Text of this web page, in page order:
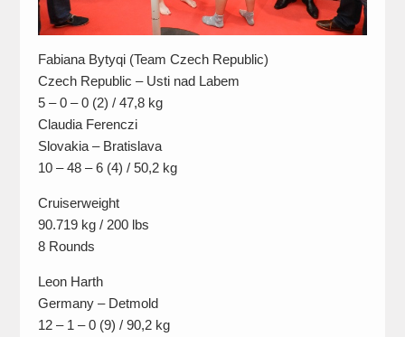
Fabiana Bytyqi (Team Czech Republic)
Czech Republic – Usti nad Labem
5 – 0 – 0 (2) / 47,8 kg
Claudia Ferenczi
Slovakia – Bratislava
10 – 48 – 6 (4) / 50,2 kg
Cruiserweight
90.719 kg / 200 lbs
8 Rounds
Leon Harth
Germany – Detmold
12 – 1 – 0 (9) / 90,2 kg